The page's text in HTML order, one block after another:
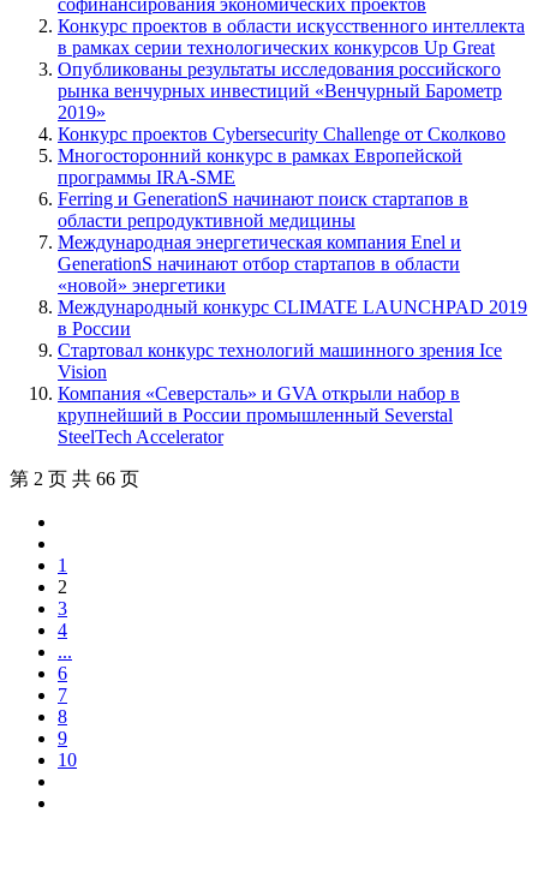
софинансирования экономических проектов
Конкурс проектов в области искусственного интеллекта
в рамках серии технологических конкурсов Up Great
Опубликованы результаты исследования российского
рынка венчурных инвестиций «Венчурный Барометр
2019»
Конкурс проектов Cybersecurity Challenge от Сколково
Многосторонний конкурс в рамках Европейской
программы IRA-SME
Ferring и GenerationS начинают поиск стартапов в
области репродуктивной медицины
Международная энергетическая компания Enel и
GenerationS начинают отбор стартапов в области
«новой» энергетики
Международный конкурс CLIMATE LAUNCHPAD 2019
в России
Стартовал конкурс технологий машинного зрения Ice
Vision
Компания «Северсталь» и GVA открыли набор в
крупнейший в России промышленный Severstal
SteelTech Accelerator
第 2 页 共 66 页
1
2
3
4
...
6
7
8
9
10